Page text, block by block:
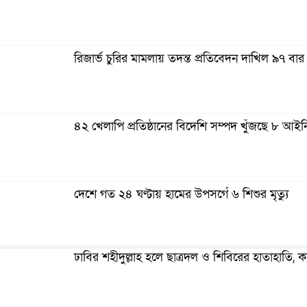
রিজার্ভ চুরির মামলায় তদন্ত প্রতিবেদন দাখিল ৯৭
৪২ খেলাপি প্রতিষ্ঠানের বিদেশি সম্পদ খুঁজছে ৮
দেশে গত ২৪ ঘণ্টায় হামের উপসর্গে ৬ শিশুর মৃত্যু
প্রথম আলো বর্জনের ডাক ও জামায়াত এমপির বক্তব্য
ঢাবির শহীদুল্লাহ হলে ছাত্রদল ও শিবিরের হাতাহাতি,